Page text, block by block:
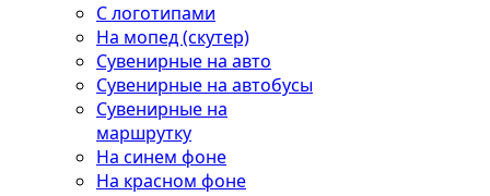
С логотипами
На мопед (скутер)
Сувенирные на авто
Сувенирные на автобусы
Сувенирные на
маршрутку
На синем фоне
На красном фоне